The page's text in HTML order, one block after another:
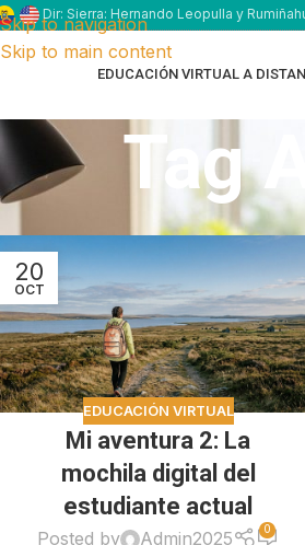
Skip to navigation
Skip to main content
Dir: Sierra: Hernando Leopulla y
EDUCACIÓN VIRTUAL A
Tag
20
OCT
EDUCACIÓN VIRTUAL
Mi aventura 2: La
mochila digital del
estudiante actual
Posted by Admin2025 0